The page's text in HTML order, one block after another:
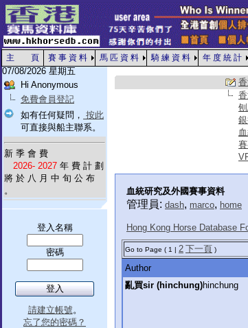
主 頁 賽 事 資 料 馬 匹 資 料 騎 練 資 料 年 度 統 計
07/08/2026 星期五
Hi Anonymous
免費會員登記
如有任何疑問， 按此
可直接與船主聯系。
新 季 會 費
2026- 2027 年 費 計 劃
將 於 八 月 中 旬 公 布
。
登入名稱
密碼
請建立帳號。
忘了您的密碼？
血統研究及外國賽事資料
管理員: dash, marco, home
Hong Kong Horse Database
Go to Page ( 1 | 2 下一頁 )
Author
亂買sir (hinchung)hinchung